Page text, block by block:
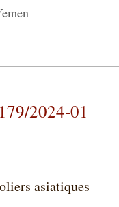
2024-01
asiatiques